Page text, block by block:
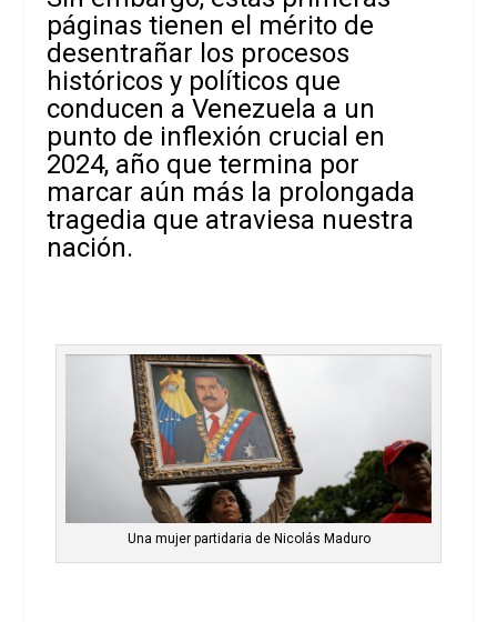
páginas tienen el mérito de
desentrañar los procesos
históricos y políticos que
conducen a Venezuela a un
punto de inflexión crucial en
2024, año que termina por
marcar aún más la prolongada
tragedia que atraviesa nuestra
nación.
Una mujer partidaria de Nicolás Maduro